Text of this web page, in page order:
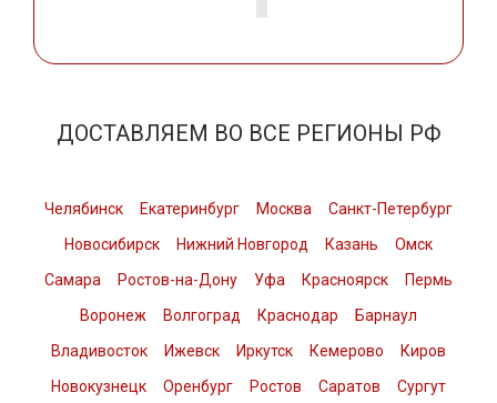
ДОСТАВЛЯЕМ ВО ВСЕ РЕГИОНЫ РФ
Челябинск Екатеринбург Москва
Санкт-Петербург
Новосибирск
Нижний Новгород Казань
Омск
Самара
Ростов-на-Дону Уфа Красноярск
Пермь
Воронеж
Волгоград Краснодар
Барнаул
Владивосток
Ижевск Иркутск Кемерово
Киров
Новокузнецк
Оренбург Ростов Саратов
Сургут